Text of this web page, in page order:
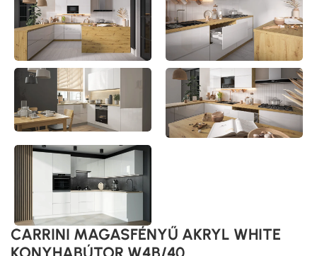
CARRINI MAGASFÉNYŰ AKRYL WHITE